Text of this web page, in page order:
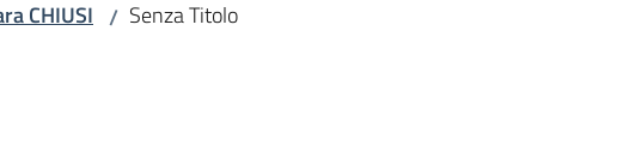
CHIUSI / Senza Titolo